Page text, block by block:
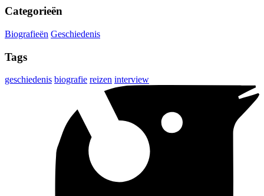
Categorieën
Biografieën Geschiedenis
Tags
geschiedenis biografie reizen interview